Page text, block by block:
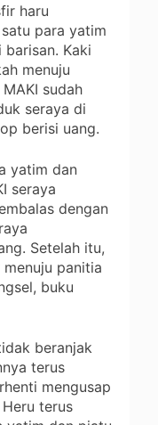
haru
para yatim
Kaki
menuju
sudah
seraya di
berisi uang.
yatim dan
seraya
dengan
Setelah itu,
panitia
buku
beranjak
terus
mengusap
terus